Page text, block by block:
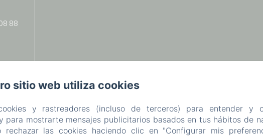
88
sitio web utiliza cookies
y rastreadores (incluso de terceros) para entender y
para mostrarte mensajes publicitarios basados en tus hábitos de
rechazar las cookies haciendo clic en "Configurar mis